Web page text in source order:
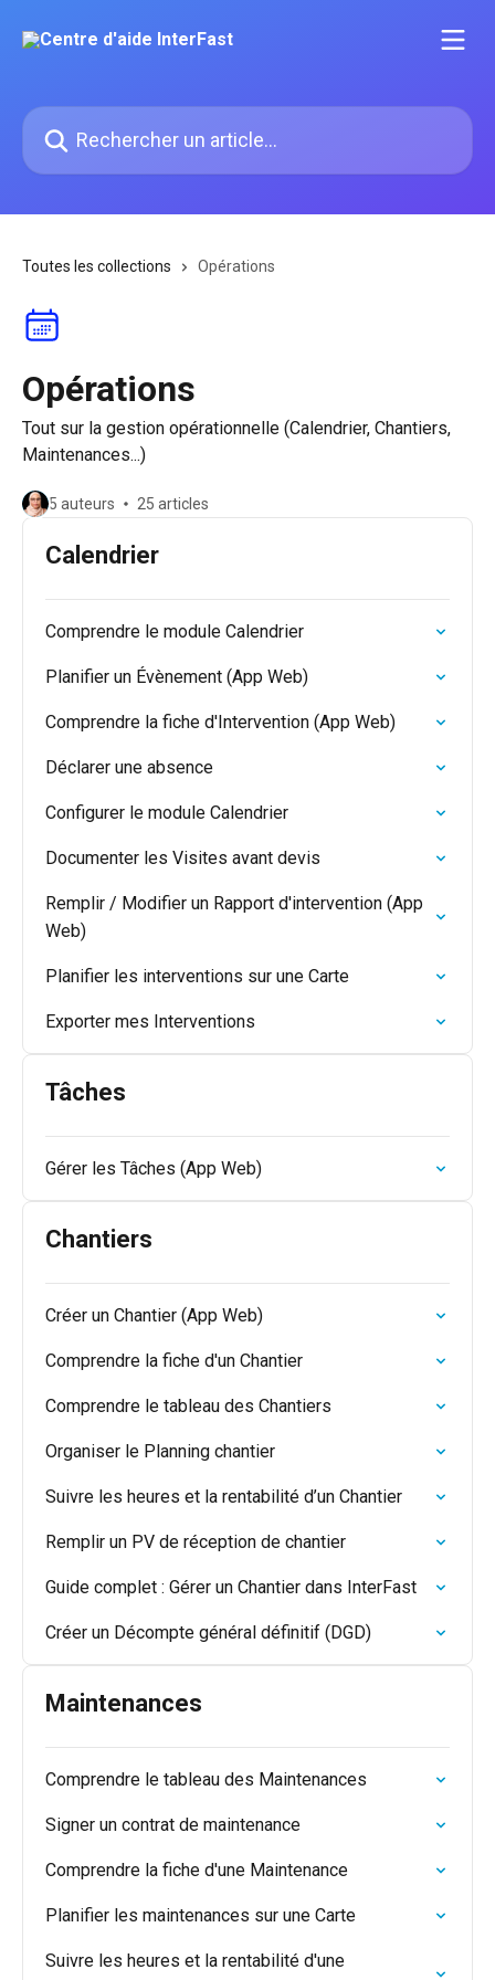
Rechercher un article...
Toutes les collections Opérations
Opérations
Tout sur la gestion opérationnelle (Calendrier, Chantiers,
Maintenances...)
5 auteurs 25 articles
Calendrier
Comprendre le module Calendrier
Planifier un Évènement (App Web)
Comprendre la fiche d'Intervention (App Web)
Déclarer une absence
Configurer le module Calendrier
Documenter les Visites avant devis
Remplir / Modifier un Rapport d'intervention (App
Web)
Planifier les interventions sur une Carte
Exporter mes Interventions
Tâches
Gérer les Tâches (App Web)
Chantiers
Créer un Chantier (App Web)
Comprendre la fiche d'un Chantier
Comprendre le tableau des Chantiers
Organiser le Planning chantier
Suivre les heures et la rentabilité d’un Chantier
Remplir un PV de réception de chantier
Guide complet : Gérer un Chantier dans InterFast
Créer un Décompte général définitif (DGD)
Maintenances
Comprendre le tableau des Maintenances
Signer un contrat de maintenance
Comprendre la fiche d'une Maintenance
Planifier les maintenances sur une Carte
Suivre les heures et la rentabilité d'une